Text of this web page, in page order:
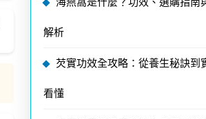
解析
芡實功效全攻略：從養生秘訣到
看懂